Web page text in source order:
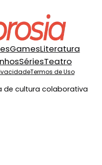
GamesLiteratura
SériesTeatro
Termos de Uso
de cultura colaborativa